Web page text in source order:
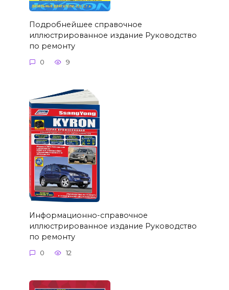
Подробнейшее справочное
иллюстрированное издание Руководство
по ремонту
0 9
Информационно-справочное
иллюстрированное издание Руководство
по ремонту
0 12